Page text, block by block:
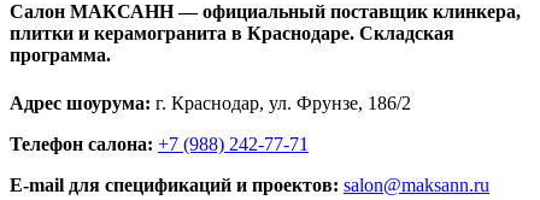
Салон МАКСАНН — официальный поставщик клинкера,
плитки и керамогранита в Краснодаре. Складская
программа.
Адрес шоурума: г. Краснодар, ул. Фрунзе, 186/2
Телефон салона: +7 (988) 242-77-71
E‑mail для спецификаций и проектов: salon@maksann.ru